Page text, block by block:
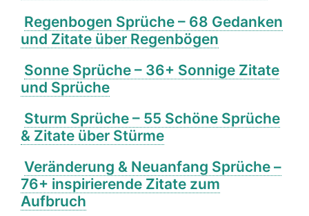
Regenbogen Sprüche – 68 Gedanken
und Zitate über Regenbögen
Sonne Sprüche – 36+ Sonnige Zitate
und Sprüche
Sturm Sprüche – 55 Schöne Sprüche
& Zitate über Stürme
Veränderung & Neuanfang Sprüche –
76+ inspirierende Zitate zum
Aufbruch